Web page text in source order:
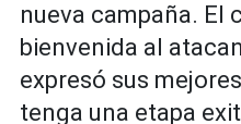
nueva campaña. El
bienvenida al
expresó sus
tenga una etapa